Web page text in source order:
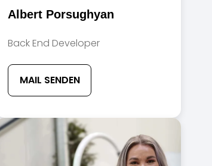
Member
FullAlbert Porsughyan
Team
Back End Developer
Team
Member
Contact
Info
MAIL SENDEN